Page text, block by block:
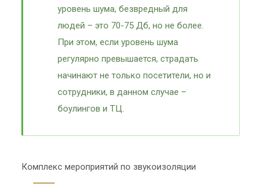
уровень шума, безвредный для
людей – это 70-75 Дб, но не более.
При этом, если уровень шума
регулярно превышается, страдать
начинают не только посетители, но и
сотрудники, в данном случае –
боулингов и ТЦ.
Комплекс мероприятий по звукоизоляции